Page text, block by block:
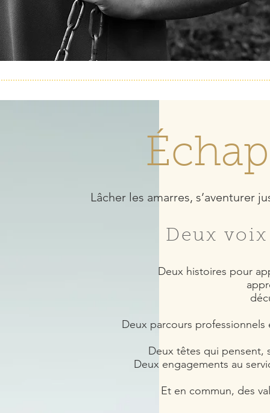
Lâcher les amarres, s’aventurer
Deux
Deux histoires pour
Deux parcours
Deux têtes qui pensent,
Deux engagements au
Et en commun, des